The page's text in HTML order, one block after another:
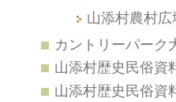
山添村農村広
カントリーパーク
山添村歴史民俗資
山添村歴史民俗資